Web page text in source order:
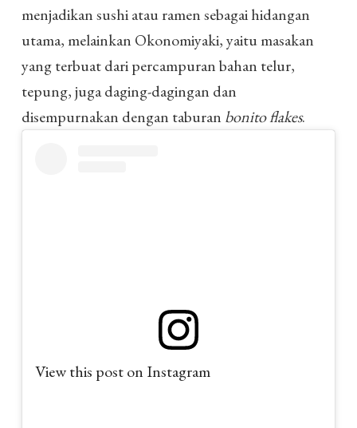
menjadikan sushi atau ramen sebagai hidangan
utama, melainkan Okonomiyaki, yaitu masakan
yang terbuat dari percampuran bahan telur,
tepung, juga daging-dagingan dan
disempurnakan dengan taburan bonito flakes.
View this post on Instagram